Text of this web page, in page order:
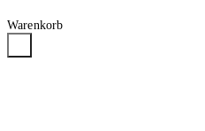
Warenkorb